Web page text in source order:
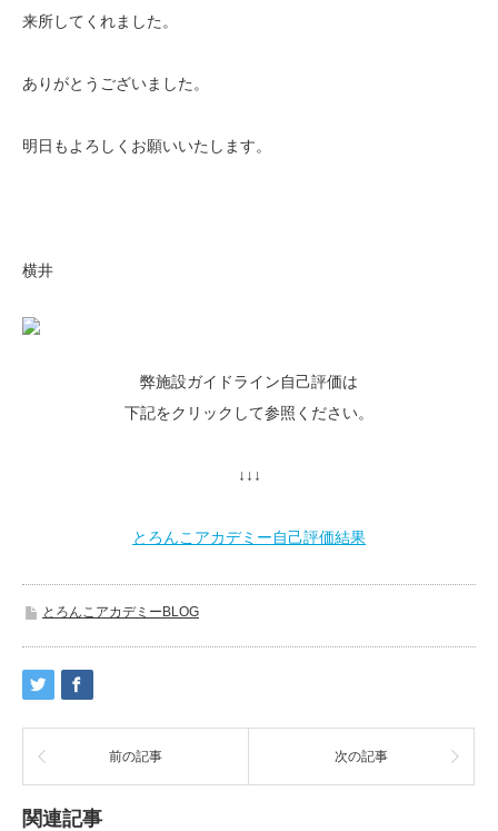
来所してくれました。
ありがとうございました。
明日もよろしくお願いいたします。
横井
弊施設ガイドライン自己評価は
下記をクリックして参照ください。
↓↓↓
とろんこアカデミー自己評価結果
とろんこアカデミーBLOG
前の記事 次の記事
関連記事